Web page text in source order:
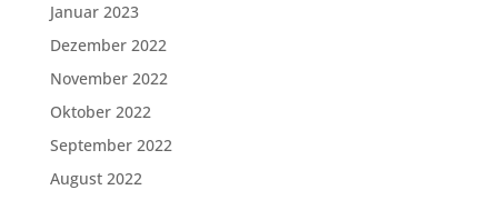
Januar 2023
Dezember 2022
November 2022
Oktober 2022
September 2022
August 2022